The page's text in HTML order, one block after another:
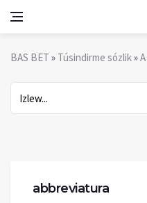
BAS BET » Túsindirme sózlik»A
abbreviatura